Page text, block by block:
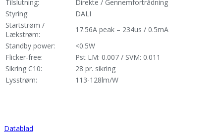
Tilslutning:
Direkte / Gennemfortrådning
Styring:
DALI
Startstrøm /
Lækstrøm:
17.56A peak – 234us / 0.5mA
Standby power:
<0.5W
Flicker-free:
Pst LM: 0.007 / SVM: 0.011
Sikring C10:
28 pr. sikring
Lysstrøm:
113-128lm/W
Datablad